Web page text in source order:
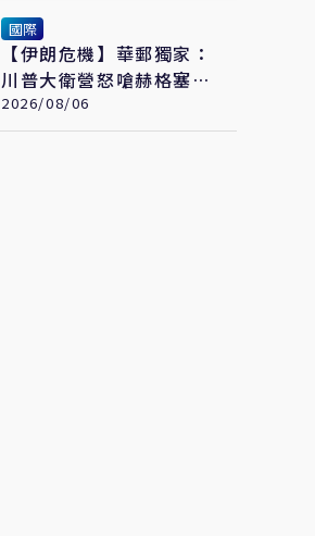
國際
【伊朗危機】華郵獨家：
川普大衛營怒嗆赫格塞
斯 伊朗彈藥嚴重短缺恐
限縮軍事選項
2026/08/06